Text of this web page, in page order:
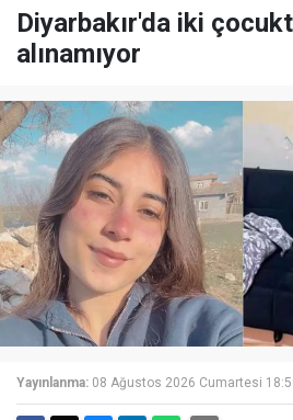
Diyarbakır'da iki
alınamıyor
Yayınlanma: 08 Ağustos 2026 Cumartesi